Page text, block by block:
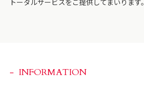
トータルサービスをご提供してまいります。
INFORMATION